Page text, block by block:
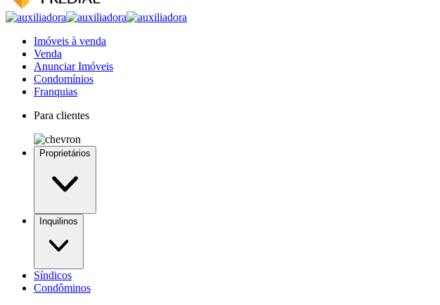
Imóveis à venda
Venda
Anunciar Imóveis
Condomínios
Franquias
Para clientes
Proprietários
Inquilinos
Síndicos
Condôminos